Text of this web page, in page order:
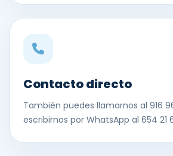
Contacto directo
También puedes llamarnos al 916
escribirnos por WhatsApp al 654 21